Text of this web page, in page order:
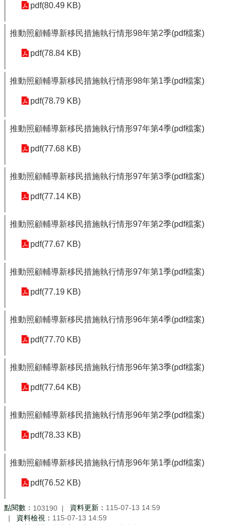
pdf(80.49 KB)
推動照顧輔導新移民措施執行情形98年第2季(pdf檔案)
pdf(78.84 KB)
推動照顧輔導新移民措施執行情形98年第1季(pdf檔案)
pdf(78.79 KB)
推動照顧輔導新移民措施執行情形97年第4季(pdf檔案)
pdf(77.68 KB)
推動照顧輔導新移民措施執行情形97年第3季(pdf檔案)
pdf(77.14 KB)
推動照顧輔導新移民措施執行情形97年第2季(pdf檔案)
pdf(77.67 KB)
推動照顧輔導新移民措施執行情形97年第1季(pdf檔案)
pdf(77.19 KB)
推動照顧輔導新移民措施執行情形96年第4季(pdf檔案)
pdf(77.70 KB)
推動照顧輔導新移民措施執行情形96年第3季(pdf檔案)
pdf(77.64 KB)
推動照顧輔導新移民措施執行情形96年第2季(pdf檔案)
pdf(78.33 KB)
推動照顧輔導新移民措施執行情形96年第1季(pdf檔案)
pdf(76.52 KB)
點閱數： 103190 資料更新： 115-07-13 14:59
資料檢視： 115-07-13 14:59